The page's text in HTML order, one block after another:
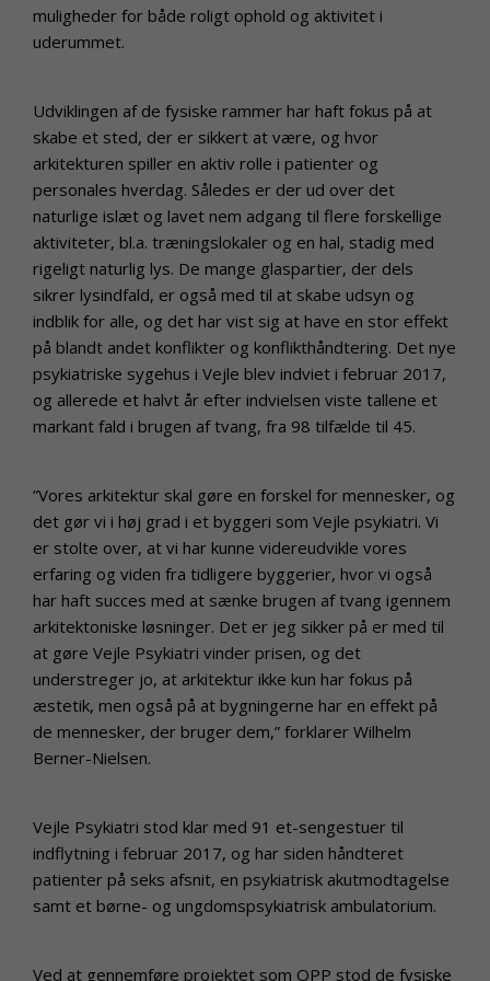
muligheder for både roligt ophold og aktivitet i
uderummet.
Udviklingen af de fysiske rammer har haft fokus på at
skabe et sted, der er sikkert at være, og hvor
arkitekturen spiller en aktiv rolle i patienter og
personales hverdag. Således er der ud over det
naturlige islæt og lavet nem adgang til flere forskellige
aktiviteter, bl.a. træningslokaler og en hal, stadig med
rigeligt naturlig lys. De mange glaspartier, der dels
sikrer lysindfald, er også med til at skabe udsyn og
indblik for alle, og det har vist sig at have en stor effekt
på blandt andet konflikter og konflikthåndtering. Det nye
psykiatriske sygehus i Vejle blev indviet i februar 2017,
og allerede et halvt år efter indvielsen viste tallene et
markant fald i brugen af tvang, fra 98 tilfælde til 45.
”Vores arkitektur skal gøre en forskel for mennesker, og
det gør vi i høj grad i et byggeri som Vejle psykiatri. Vi
er stolte over, at vi har kunne videreudvikle vores
erfaring og viden fra tidligere byggerier, hvor vi også
har haft succes med at sænke brugen af tvang igennem
arkitektoniske løsninger. Det er jeg sikker på er med til
at gøre Vejle Psykiatri vinder prisen, og det
understreger jo, at arkitektur ikke kun har fokus på
æstetik, men også på at bygningerne har en effekt på
de mennesker, der bruger dem,” forklarer Wilhelm
Berner-Nielsen.
Vejle Psykiatri stod klar med 91 et-sengestuer til
indflytning i februar 2017, og har siden håndteret
patienter på seks afsnit, en psykiatrisk akutmodtagelse
samt et børne- og ungdomspsykiatrisk ambulatorium.
Ved at gennemføre projektet som OPP stod de fysiske